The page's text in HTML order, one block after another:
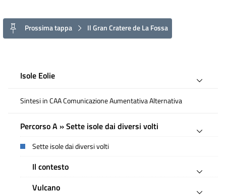
Prossima tappa Il Gran Cratere de La Fossa
Isole Eolie
Sintesi in CAA Comunicazione Aumentativa Alternativa
Percorso A » Sette isole dai diversi volti
Sette isole dai diversi volti
Il contesto
Vulcano